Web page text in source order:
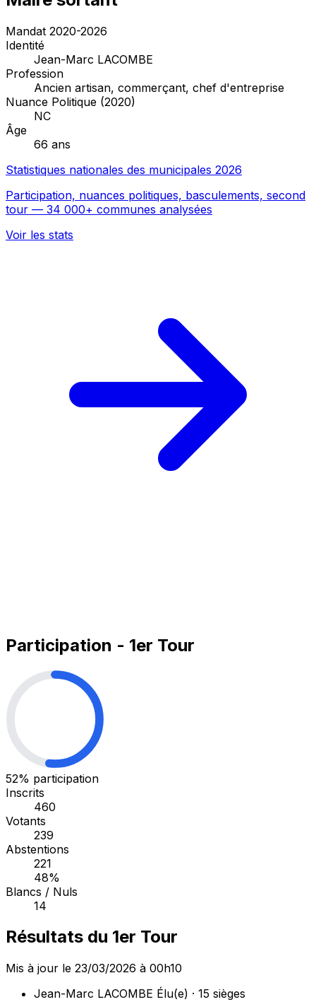
Mandat 2020-2026
Identité
Jean-Marc LACOMBE
Profession
Ancien artisan, commerçant, chef d'entreprise
Nuance Politique (2020)
NC
Âge
66 ans
Statistiques nationales des municipales 2026
Participation, nuances politiques, basculements, second
tour — 34 000+ communes analysées
Voir les stats
Participation - 1er Tour
52% participation
Inscrits
460
Votants
239
Abstentions
221
48%
Blancs / Nuls
14
Résultats du 1er Tour
Mis à jour le 23/03/2026 à 00h10
Jean-Marc LACOMBE Élu(e) · 15 sièges